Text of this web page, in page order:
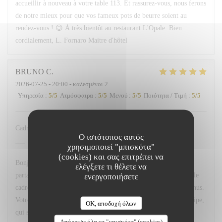
Ο ιστότοπος αυτός
χρησιμοποιεί "μπισκότα"
(cookies) και σας επιτρέπει να
ελέγξετε τι θέλετε να
ενεργοποιήσετε
OK, αποδοχή όλων
accueillir à nouveau à votre table 113. Et rassurez-vous, nous ferons
de notre mieux pour que vos fameux pots de beurre soient au
rendez-vous ! 😉 À très bientôt au restaurant L'Opale. Bien
cordialement, L. Fornaro Maitre d'hôtel
BRUNO C
2026-07-25 - 20:00 - καλεσμένοι 2
Υπηρεσία : 5/5 Ατμόσφαιρα : 5/5 Μενού : 5/5 Ποιότητα / Τιμή : 5/5
Cadre service qualité des menus
απάντησε σε αυτή την
Bonjour M. Couvreux, Un grand merci d'avoir pris le temps de
partager votre avis. Nous sommes ravis que vous ayez apprécié le
cadre de notre restaurant, la qualité du service ainsi que nos menus.
Votre satisfaction est une belle récompense pour toute notre équipe,
qui s'investit chaque jour pour offrir une expérience agréable à